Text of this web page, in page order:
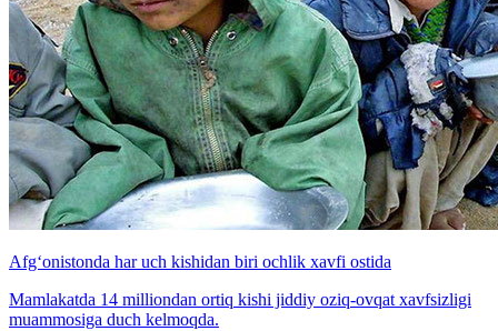
Afg‘onistonda har uch kishidan biri ochlik xavfi ostida
Mamlakatda 14 milliondan ortiq kishi jiddiy oziq-ovqat xavfsizligi
muammosiga duch kelmoqda.